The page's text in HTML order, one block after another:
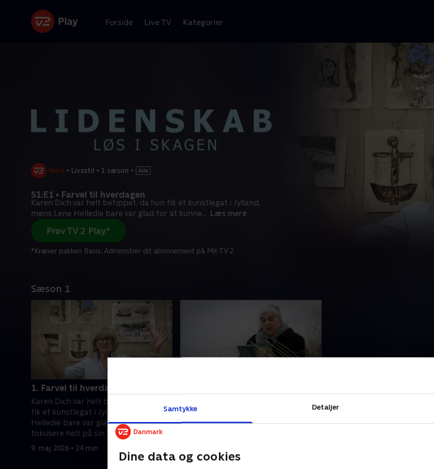
Samtykke Detaljer
Dine data og cookies
Forside Live TV Kategorier
• Livsstil • 1 sæson •
S1:E1 • Farvel til hverdagen
Karen Dich var helt befippet, da hun fik et kunstlegat i Jylland,
mens Lene Helledie bare var glad for at kunne... Læs mere
Prøv TV 2 Play*
*Kræver pakken Basis. Administrer dit abonnement på Mit TV 2.
Sæson 1
1. Farvel til hverdagen
Karen Dich var helt befippet, da hun
fik et kunstlegat i Jylland, mens Lene
Helledie bare var glad for at kunne
fokusere helt på sin kunst.
9. maj 2026 • 24 min
tegne og digte, mens Chris Vilasen
tog båden fra Samsø for at formidle